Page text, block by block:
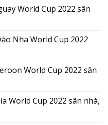
World Cup 2022 sân
Nha World Cup 2022
World Cup 2022 sân
World Cup 2022 sân nhà,